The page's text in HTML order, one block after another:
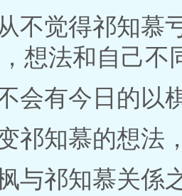
不觉得祁知慕
想法和自己不
会有今日的以
祁知慕的想法
与祁知慕关係